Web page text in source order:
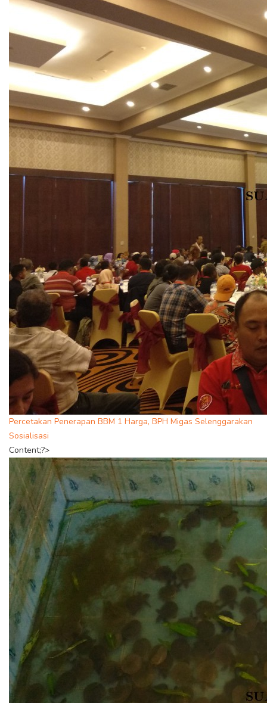
Percetakan Penerapan BBM 1 Harga, BPH Migas Selenggarakan
Sosialisasi
Content;?>